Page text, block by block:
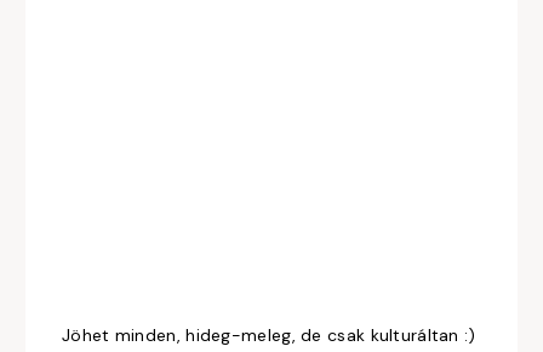
Jöhet minden, hideg-meleg, de csak kulturáltan :)